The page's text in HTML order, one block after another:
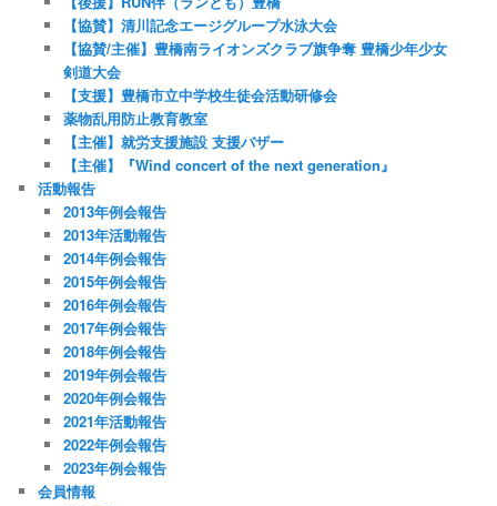
【協賛】清川記念エージグループ水泳大会
【協賛/主催】豊橋南ライオンズクラブ旗争奪 豊橋少年少女
剣道大会
【支援】豊橋市立中学校生徒会活動研修会
薬物乱用防止教育教室
【主催】就労支援施設 支援バザー
【主催】『Wind concert of the next generation』
活動報告
2013年例会報告
2013年活動報告
2014年例会報告
2015年例会報告
2016年例会報告
2017年例会報告
2018年例会報告
2019年例会報告
2020年例会報告
2021年活動報告
2022年例会報告
2023年例会報告
会員情報